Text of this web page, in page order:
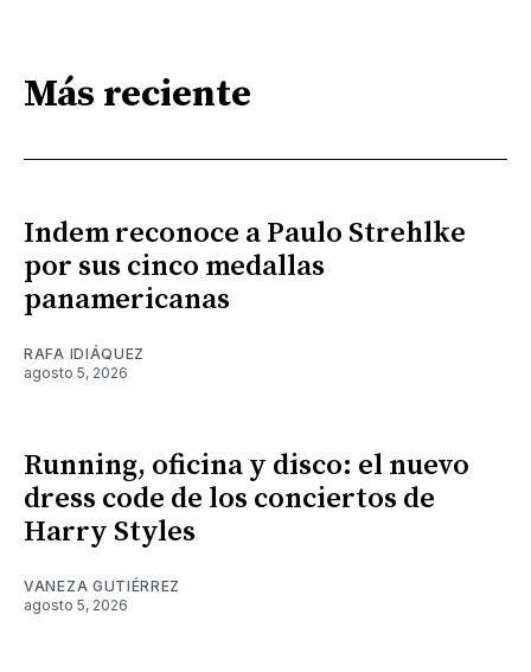
Más reciente
Indem reconoce a Paulo Strehlke
por sus cinco medallas
panamericanas
RAFA IDIÁQUEZ
agosto 5, 2026
Running, oficina y disco: el nuevo
dress code de los conciertos de
Harry Styles
VANEZA GUTIÉRREZ
agosto 5, 2026